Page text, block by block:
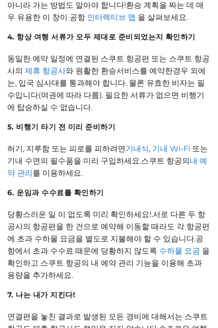
아니라 가는 방법도 알아야 합니다!환승 계획을 짜는 데 매
우 유용한 이 창이 공항 인터렉티브 맵 을 살펴보세요.
4. 항상 여행 서류가 모두 제대로 준비되었는지 확인하기
동일한 예약 일정에 연결된 스쿠트 항공편 또는 스쿠트 항공
사의 제휴 항공사와 원활한 환승서비스를 예약한경우 외에
는, 입국 심사대를 통과해야 합니다. 물론 유효한 비자는 필
수입니다(여권에 따라 다름). 필요한 서류가 없으면 비행기
에 탑승하실 수 없습니다.
5. 비행기 타기 전 미리 준비하기
허기, 지루함 또는 피로를 피하려면기내식, 기내 Wi-Fi 또는
기내 수면의 필수품을 미리 구입하세요.스쿠트 항공의내 예
약 관리를 이용하세요.
6. 운임과 수수료를 확인하기
당황스러운 일 이 없도록 미리 확인하세요!.서로 다른 두 항
공사의 항공편을 한 건으로 예약해 이동할 때라도 각 항공편
에 초과 수하물 요금을 별도로 지불해야 할 수 있습니다.공
항에서 초과 수수료 때문에 당황하지 않도록 수하물 요금 을
확인하고 스쿠트 항공의 내 예약 관리 기능을 이용해 초과
용량을 추가하세요.
7. 나는 내가 지킨다!
연결편을 놓친 결과로 발생된 모든 경비에 대해서는 스쿠트